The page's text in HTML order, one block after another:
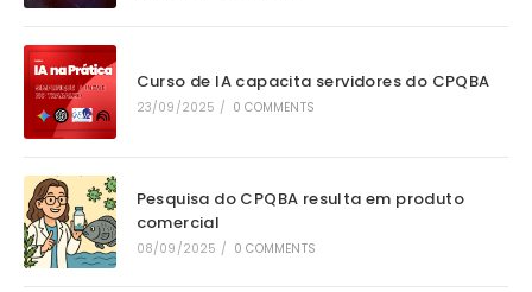
Curso de IA capacita servidores do CPQBA
23/09/2025 / 0 COMMENTS
Pesquisa do CPQBA resulta em produto
comercial
08/09/2025 / 0 COMMENTS